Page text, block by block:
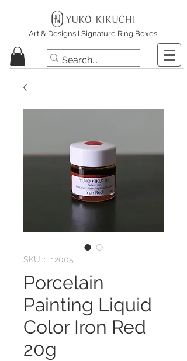
Art & Designs I Signature Ring Boxes
SKU： 12005
Porcelain
Painting Liquid
Color Iron Red
20g